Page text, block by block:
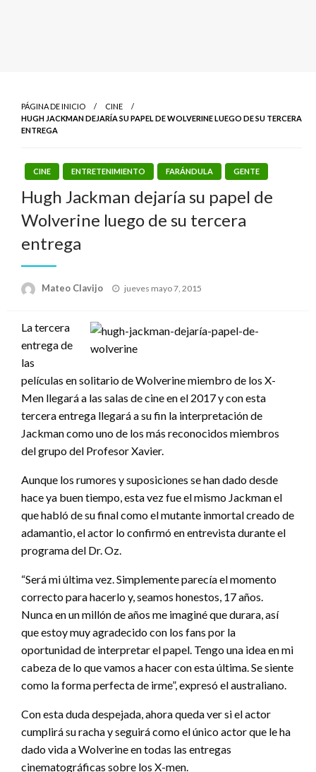
PÁGINA DE INICIO
CINE
HUGH JACKMAN DEJARÍA SU PAPEL DE WOLVERINE LUEGO DE SU TERCERA
ENTREGA
CINE ENTRETENIMIENTO FARÁNDULA GENTE
Hugh Jackman dejaría su papel de
Wolverine luego de su tercera
entrega
Mateo Clavijo
Publicado
jueves mayo 7, 2015
La tercera
entrega de
las
películas en solitario de Wolverine miembro de los X-
Men llegará a las salas de cine en el 2017 y con esta
tercera entrega llegará a su fin la interpretación de
Jackman como uno de los más reconocidos miembros
del grupo del Profesor Xavier.
Aunque los rumores y suposiciones se han dado desde
hace ya buen tiempo, esta vez fue el mismo Jackman el
que habló de su final como el mutante inmortal creado de
adamantio, el actor lo confirmó en entrevista durante el
programa del Dr. Oz.
“Será mi última vez. Simplemente parecía el momento
correcto para hacerlo y, seamos honestos, 17 años.
Nunca en un millón de años me imaginé que durara, así
que estoy muy agradecido con los fans por la
oportunidad de interpretar el papel. Tengo una idea en mi
cabeza de lo que vamos a hacer con esta última. Se siente
como la forma perfecta de irme”, expresó el australiano.
Con esta duda despejada, ahora queda ver si el actor
cumplirá su racha y seguirá como el único actor que le ha
dado vida a Wolverine en todas las entregas
cinematográficas sobre los X-men.